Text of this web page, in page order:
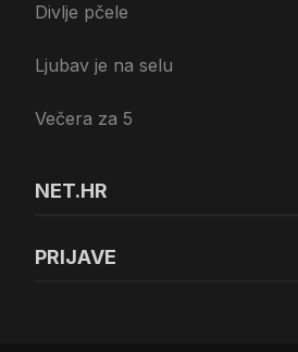
Divlje pčele
Ljubav je na selu
Večera za 5
NET.HR
PRIJAVE